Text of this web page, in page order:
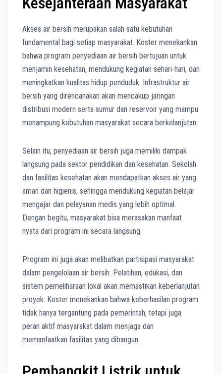
Akses air bersih merupakan salah satu kebutuhan
fundamental bagi setiap masyarakat. Koster menekankan
bahwa program penyediaan air bersih bertujuan untuk
menjamin kesehatan, mendukung kegiatan sehari-hari, dan
meningkatkan kualitas hidup penduduk. Infrastruktur air
bersih yang direncanakan akan mencakup jaringan
distribusi modern serta sumur dan reservoir yang mampu
menampung kebutuhan masyarakat secara berkelanjutan.
Selain itu, penyediaan air bersih juga memiliki dampak
langsung pada sektor pendidikan dan kesehatan. Sekolah
dan fasilitas kesehatan akan mendapatkan akses air yang
aman dan higienis, sehingga mendukung kegiatan belajar
mengajar dan pelayanan medis yang lebih optimal.
Dengan begitu, masyarakat bisa merasakan manfaat
nyata dari program ini secara langsung.
Program ini juga akan melibatkan partisipasi masyarakat
dalam pengelolaan air bersih. Pelatihan, edukasi, dan
sistem pemeliharaan lokal akan memastikan keberlanjutan
proyek. Koster menekankan bahwa keberhasilan program
tidak hanya tergantung pada pemerintah, tetapi juga
peran aktif masyarakat dalam menjaga dan
memanfaatkan fasilitas yang dibangun.